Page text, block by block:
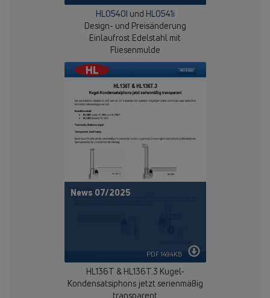
HL0540I und HL0541i
Design- und Preisänderung
Einlaufrost Edelstahl mit
Fliesenmulde
News 07/2025
PDF 1494KB
HL136T & HL136T.3 Kugel-
Kondensatsiphons jetzt serienmäßig
transparent